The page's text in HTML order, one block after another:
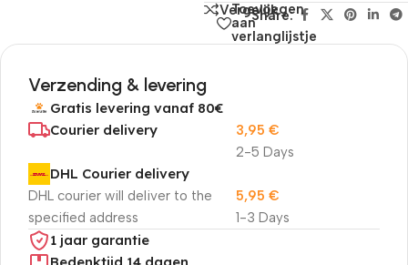
Vergelijk
Toevoegen
aan
verlanglijstje
Share:
Verzending & levering
Gratis levering vanaf 80€
Courier delivery
2-5 Days
3,95 €
DHL Courier delivery
DHL courier will deliver to the
specified address
1-3 Days
5,95 €
1 jaar garantie